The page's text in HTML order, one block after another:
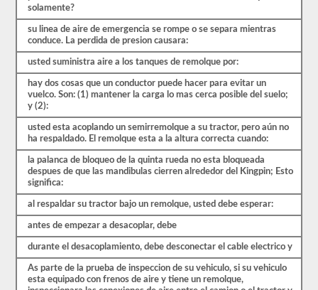
más
requieren
adicionales.
Deberá
obtener
puntaje
de
menos
el
80%
(16
20)
para
aprobar
examen
Tenemos
100
solamente?
su linea de aire de emergencia se rompe o se separa mientras
conduce. La perdida de presion causara:
usted suministra aire a los tanques de remolque por:
hay dos cosas que un conductor puede hacer para evitar un
vuelco. Son: (1) mantener la carga lo mas cerca posible del suelo;
y (2):
usted esta acoplando un semirremolque a su tractor, pero aún no
ha respaldado. El remolque esta a la altura correcta cuando:
la palanca de bloqueo de la quinta rueda no esta bloqueada
despues de que las mandibulas cierren alrededor del Kingpin; Esto
significa:
al respaldar su tractor bajo un remolque, usted debe esperar:
antes de empezar a desacoplar, debe
durante el desacoplamiento, debe desconectar el cable electrico y
As parte de la prueba de inspeccion de su vehiculo, si su vehiculo
esta equipado con frenos de aire y tiene un remolque,